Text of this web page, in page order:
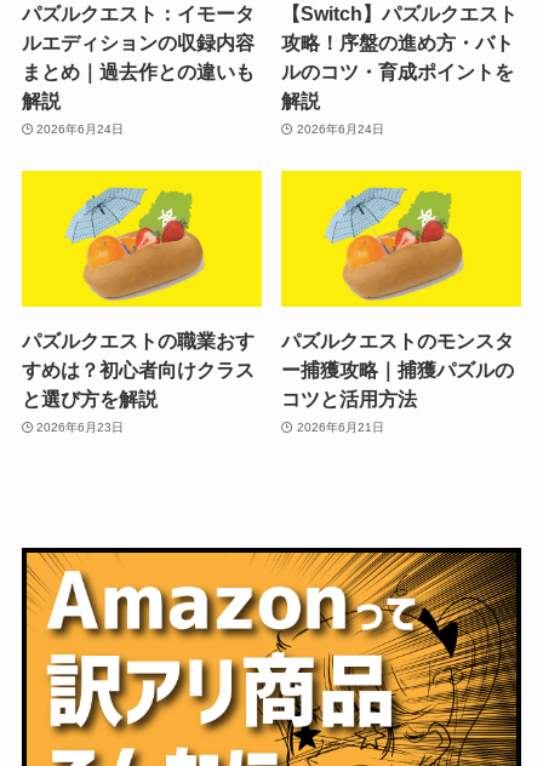
パズルクエスト：イモータ
ルエディションの収録内容
まとめ｜過去作との違いも
解説
2026年6月24日
【Switch】パズルクエスト
攻略！序盤の進め方・バト
ルのコツ・育成ポイントを
解説
2026年6月24日
パズルクエストの職業おす
すめは？初心者向けクラス
と選び方を解説
2026年6月23日
パズルクエストのモンスタ
ー捕獲攻略｜捕獲パズルの
コツと活用方法
2026年6月21日